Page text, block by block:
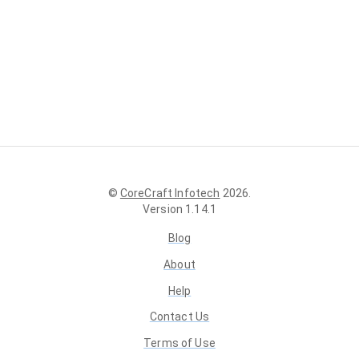
© CoreCraft Infotech 2026
Version 1.14.1
Blog
About
Help
Contact Us
Terms of Use